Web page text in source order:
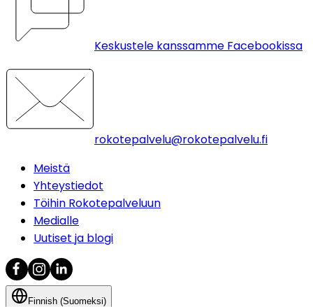
Keskustele kanssamme Facebookissa
rokotepalvelu@rokotepalvelu.fi
Meistä
Yhteystiedot
Töihin Rokotepalveluun
Medialle
Uutiset ja blogi
Finnish (Suomeksi)